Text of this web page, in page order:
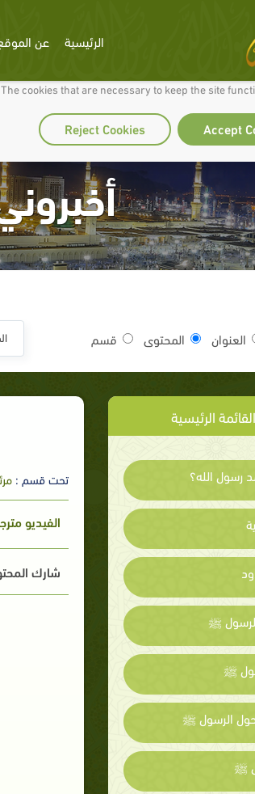
cookies to make our site work well for you and so
The cookies that are necessary to keep the site
Accept
Reject Cookies
الرئيسية عن
العنوان المحتوى قسم
القائمة الرئيسية
رسول الله؟
ﷺ
ﷺ
حول الرسول ﷺ
ﷺ
تحت قسم :
الفيديو
شارك